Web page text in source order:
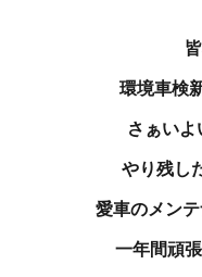
環境車検
さぁい
やり残し
愛車のメン
一年間頑